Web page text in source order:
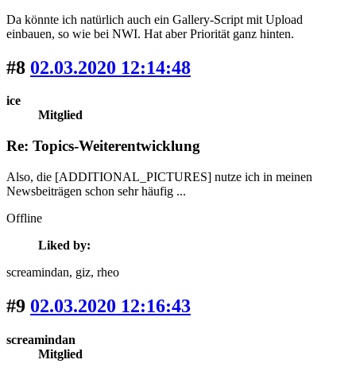
Da könnte ich natürlich auch ein Gallery-Script mit Upload
einbauen, so wie bei NWI. Hat aber Priorität ganz hinten.
#8 02.03.2020 12:14:48
ice
Mitglied
Re: Topics-Weiterentwicklung
Also, die [ADDITIONAL_PICTURES] nutze ich in meinen
Newsbeiträgen schon sehr häufig ...
Offline
Liked by:
screamindan, giz, rheo
#9 02.03.2020 12:16:43
screamindan
Mitglied